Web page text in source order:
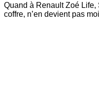
Quand à Renault Zoé Life,
coffre, n’en devient pas